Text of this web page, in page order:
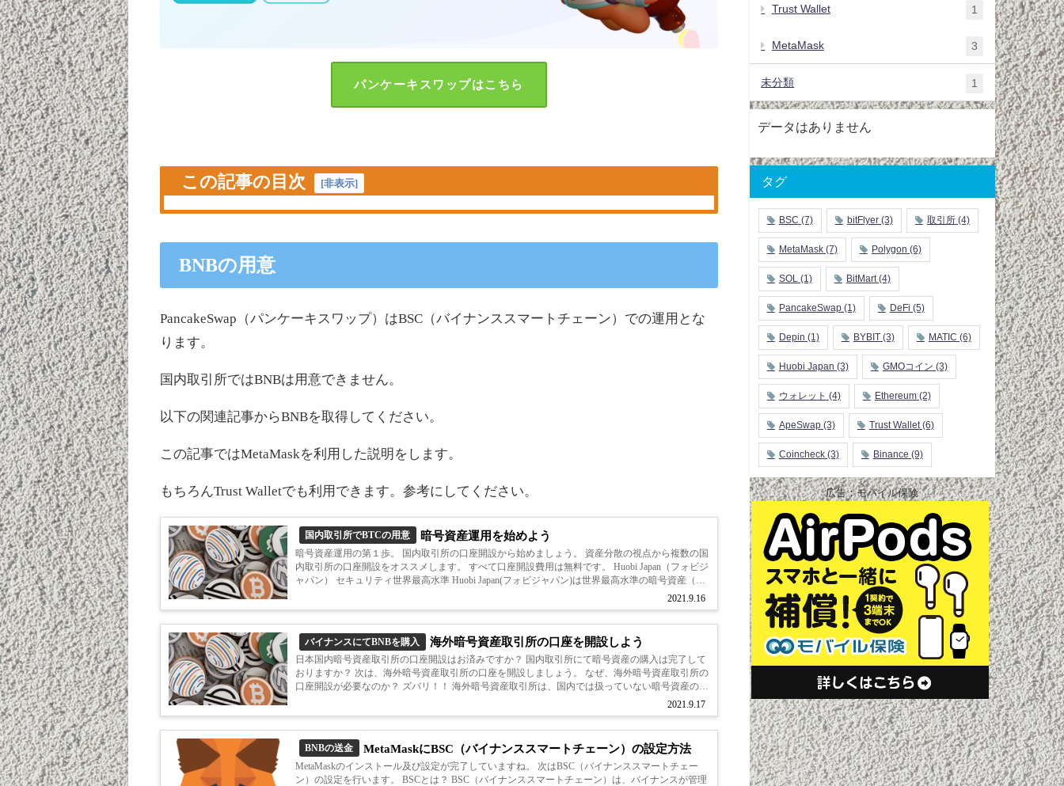
パンケーキスワップはこちら
この記事の目次 [非表示]
BNBの用意
PancakeSwap（パンケーキスワップ）はBSC（バイナンススマートチェーン）での運用とな
ります。
国内取引所ではBNBは用意できません。
以下の関連記事からBNBを取得してください。
この記事ではMetaMaskを利用した説明をします。
もちろんTrust Walletでも利用できます。参考にしてください。
国内取引所でBTCの用意 暗号資産運用を始めよう
2021.9.16
暗号資産運用の第１歩。 国内取引所の口座開設から始めましょう。 資産分散の視点から複数の国
内取引所の口座開設をオススメします。 すべて口座開設費用は無料です。 Huobi Japan（フォビジ
ャパン） セキュリティ世界最高水準 Huobi Japan(フォビジャパン)は世界最高水準の暗号資産（仮
バイナンスにてBNBを購入 海外暗号資産取引所の口座を開設しよう
2021.9.17
日本国内暗号資産取引所の口座開設はお済みですか？ 国内取引所にて暗号資産の購入は完了して
おりますか？ 次は、海外暗号資産取引所の口座を開設しましょう。 なぜ、海外暗号資産取引所の
口座開設が必要なのか？ ズバリ！！ 海外暗号資産取引所は、国内では扱っていない暗号資産の種
BNBの送金 MetaMaskにBSC（バイナンススマートチェーン）の設定方法
MetaMaskのインストール及び設定が完了していますね。 次はBSC（バイナンススマートチェー
ン）の設定を行います。 BSCとは？ BSC（バイナンススマートチェーン）は、バイナンスが管理
Trust Wallet 1
MetaMask 3
未分類 1
データはありません
タグ
BSC (7) bitFlyer(3) 取引所(4)
MetaMask(7) Polygon (6)
SOL (1) BitMart(4)
PancakeSwap(1) DeFi (5)
Depin (1) BYBIT (3) MATIC (6)
Huobi Japan (3) GMOコイン (3)
ウォレット (4) Ethereum(2)
ApeSwap(3) Trust Wallet(6)
Coincheck(3) Binance (9)
広告：モバイル保険